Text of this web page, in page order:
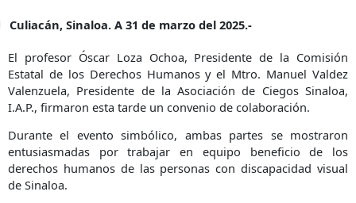
Culiacán, Sinaloa. A 31 de marzo del 2025.-
El profesor Óscar Loza Ochoa, Presidente de la Comisión
Estatal de los Derechos Humanos y el Mtro. Manuel Valdez
Valenzuela, Presidente de la Asociación de Ciegos Sinaloa,
I.A.P., firmaron esta tarde un convenio de colaboración.
Durante el evento simbólico, ambas partes se mostraron
entusiasmadas por trabajar en equipo beneficio de los
derechos humanos de las personas con discapacidad visual
de Sinaloa.